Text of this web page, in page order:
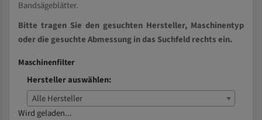
Bandsägeblätter.
Bitte tragen Sie den gesuchten Hersteller, Maschinentyp
oder die gesuchte Abmessung in das Suchfeld rechts ein.
Maschinenfilter
Hersteller auswählen:
Alle Hersteller
Wird geladen...